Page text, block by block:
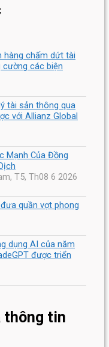
hàng chấm dứt tài
cường các biện
tài sản thông qua
với Allianz Global
Mạnh Của Đồng
T5, Th08 6 2026
quần vợt phong
dụng AI của năm
được triển
thông tin